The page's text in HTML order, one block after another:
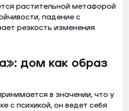
растительной метафорой
падение с
резкость изменения
дом как образ
в значении, что у
с психикой, он ведет себя